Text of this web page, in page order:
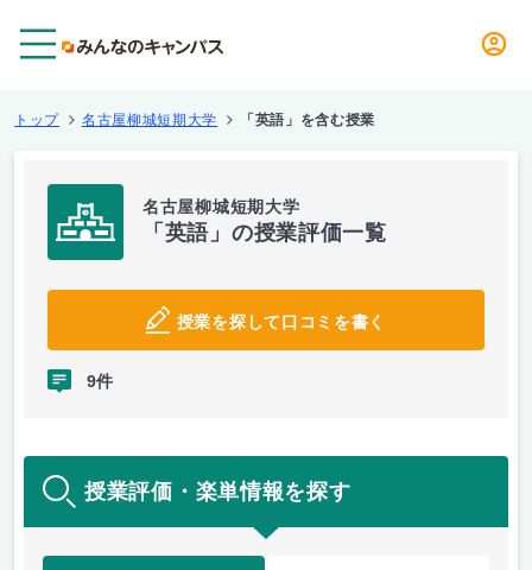
トップ 名古屋柳城短期大学 「英語」を含む授業
名古屋柳城短期大学
「英語」の授業評価一覧
授業を探して口コミを書く
9件
授業評価・楽単情報を探す